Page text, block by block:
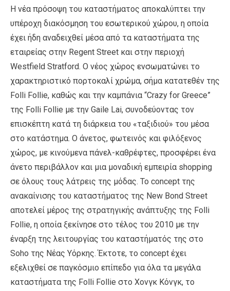
Η νέα πρόσοψη του καταστήματος αποκαλύπτει την
υπέροχη διακόσμηση του εσωτερικού χώρου, η οποία
έχει ήδη αναδειχθεί μέσα από τα καταστήματα της
εταιρείας στην Regent Street και στην περιοχή
Westfield Stratford. Ο νέος χώρος ενσωματώνει το
χαρακτηριστικό πορτοκαλί χρώμα, σήμα κατατεθέν της
Folli Follie, καθώς και την καμπάνια “Crazy for Greece”
της Folli Follie με την Gaile Lai, συνοδεύοντας τον
επισκέπτη κατά τη διάρκεια του «ταξιδιού» του μέσα
στο κατάστημα. Ο άνετος, φωτεινός και φιλόξενος
χώρος, με κινούμενα πάνελ-καθρέφτες, προσφέρει ένα
άνετο περιβάλλον και μια μοναδική εμπειρία shopping
σε όλους τους λάτρεις της μόδας. Το concept της
ανακαίνισης του καταστήματος της New Bond Street
αποτελεί μέρος της στρατηγικής ανάπτυξης της Folli
Follie, η οποία ξεκίνησε στο τέλος του 2010 με την
έναρξη της λειτουργίας του καταστήματός της στο
Soho της Νέας Υόρκης. Έκτοτε, το concept έχει
εξελιχθεί σε παγκόσμιο επίπεδο για όλα τα μεγάλα
καταστήματα της Folli Follie στο Χονγκ Κόνγκ, το